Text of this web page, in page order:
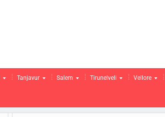
Tanjavur Salem Tirunelveli Vellore